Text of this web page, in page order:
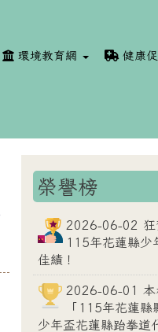
環境教育網 健康促
榮譽榜
2026-06-02 狂
115年花蓮縣少
佳績！
2026-06-01 本
「115年花蓮縣
少年盃花蓮縣跆拳道